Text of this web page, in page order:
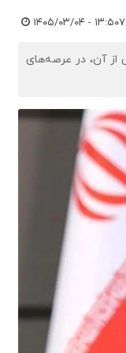
۱۴۰۵/۰۳/۰۴ - ۱۳:۵۰
و انصافاً در جنگ‌های ۱۲ روزه و رمضان و پس از آن، در عرصه‌های